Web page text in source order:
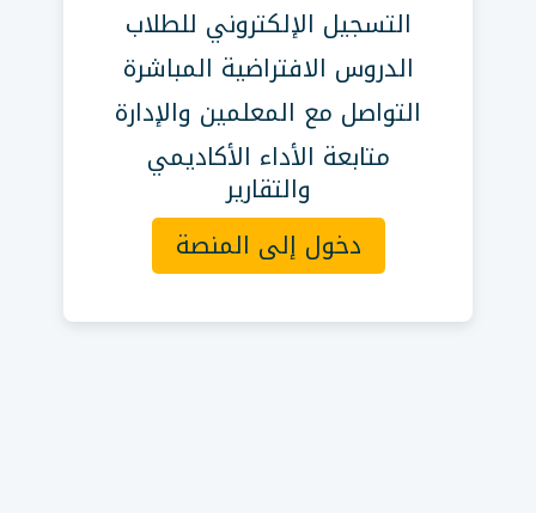
التسجيل الإلكتروني للطلاب
الدروس الافتراضية المباشرة
التواصل مع المعلمين والإدارة
متابعة الأداء الأكاديمي
والتقارير
دخول إلى المنصة